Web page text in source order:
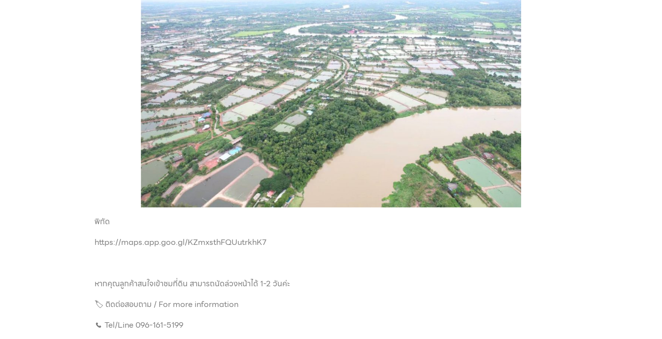
พิกัด
https://maps.app.goo.gl/KZmxsthFQUutrkhK7
หากคุณลูกค้าสนใจเข้าชมที่ดิน สามารถนัดล่วงหน้าได้ 1-2 วันค่ะ
🏷 ติดต่อสอบถาม / For more information
📞 Tel/Line 096-161-5199